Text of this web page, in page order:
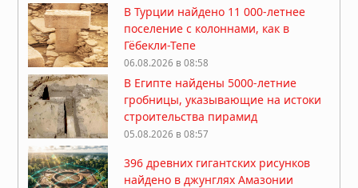
В Турции найдено 11 000-летнее
поселение с колоннами, как в
Гёбекли-Тепе
06.08.2026 в 08:58
В Египте найдены 5000-летние
гробницы, указывающие на истоки
строительства пирамид
05.08.2026 в 08:57
396 древних гигантских рисунков
найдено в джунглях Амазонии